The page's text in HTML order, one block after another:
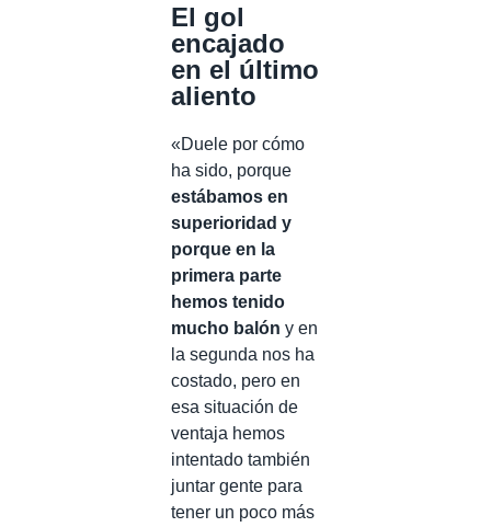
El gol
encajado
en el último
aliento
«Duele por cómo
ha sido, porque
estábamos en
superioridad y
porque en la
primera parte
hemos tenido
mucho balón y en
la segunda nos ha
costado, pero en
esa situación de
ventaja hemos
intentado también
juntar gente para
tener un poco más